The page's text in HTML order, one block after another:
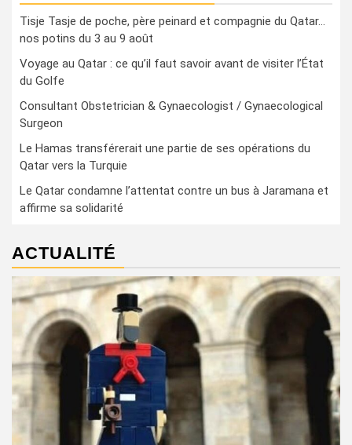
Tisje Tasje de poche, père peinard et compagnie du Qatar…
nos potins du 3 au 9 août
Voyage au Qatar : ce qu’il faut savoir avant de visiter l’État
du Golfe
Consultant Obstetrician & Gynaecologist / Gynaecological
Surgeon
Le Hamas transférerait une partie de ses opérations du
Qatar vers la Turquie
Le Qatar condamne l’attentat contre un bus à Jaramana et
affirme sa solidarité
ACTUALITÉ